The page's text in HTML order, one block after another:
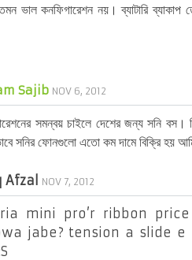
ভাল কনফিগারেশন নয়। ব্যাটারি ব্যাকাপ
Sajib NOV 6, 2012
সমন্বয় চাইলে দেশের জন্য সনি বস।
সনির ফোনগুলো এতো কম দামে বিক্রি হয়
Afzal NOV 7, 2012
mini pro’r ribbon
jabe? tension a slide e